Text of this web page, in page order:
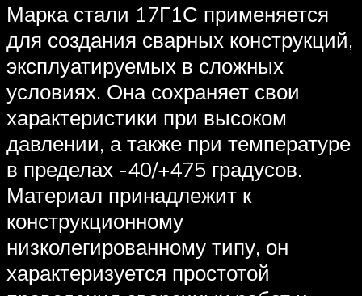
Марка стали 17Г1С применяется
для создания сварных конструкций,
эксплуатируемых в сложных
условиях. Она сохраняет свои
характеристики при высоком
давлении, а также при температуре
в пределах -40/+475 градусов.
Материал принадлежит к
конструкционному
низколегированному типу, он
характеризуется простотой